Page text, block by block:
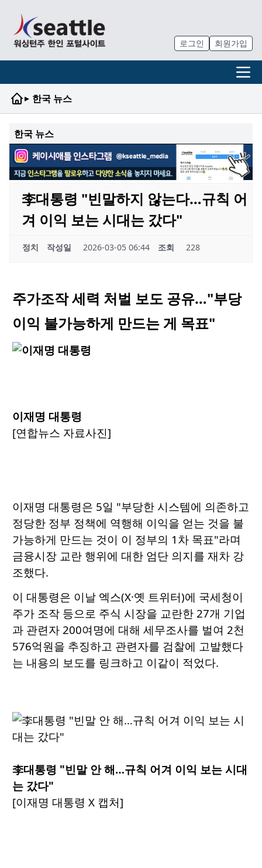
로그인 회원가입
▸ 한국 뉴스
한국 뉴스
李대통령 "빈말하지 않는다…규칙 어
겨 이익 보는 시대는 갔다"
정치 작성일 2026-03-05 06:44 조회 228
주가조작 세력 처벌 보도 공유…"부당
이익 불가능하게 만드는 게 목표"
이재명 대통령
[연합뉴스 자료사진]
이재명 대통령은 5일 "부당한 시스템에 의존하고
정당한 정부 정책에 역행해 이익을 얻는 것을 불
가능하게 만드는 것이 이 정부의 1차 목표"라며
금융시장 교란 행위에 대한 엄단 의지를 재차 강
조했다.
이 대통령은 이날 엑스(X·옛 트위터)에 국세청이
주가 조작 등으로 주식 시장을 교란한 27개 기업
과 관련자 200여명에 대해 세무조사를 벌여 2천
576억원을 추징하고 관련자를 검찰에 고발했다
는 내용의 보도를 링크하고 이같이 적었다.
李대통령 "빈말 안 해…규칙 어겨 이익 보는 시대
는 갔다"
[이재명 대통령 X 캡처]